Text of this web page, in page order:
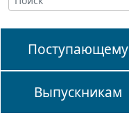
Поступающему
Выпускникам